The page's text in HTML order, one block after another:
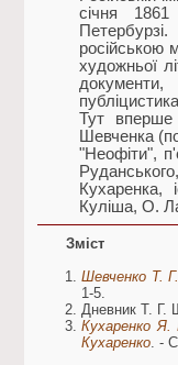
січня
російською
художньої
Тут вперше
Шевченка
"Неофіти",
Кухаренка,
Куліша, О.
Зміст
Шевченко Т. Г.
1-5.
Дневник Т. Г.
Кухаренко Я.
Кухаренко . -